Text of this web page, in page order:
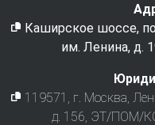
Каширское шоссе,
им. Ленина, д.
119571
, г. Москва
д. 156, ЭТ/ПОМ/